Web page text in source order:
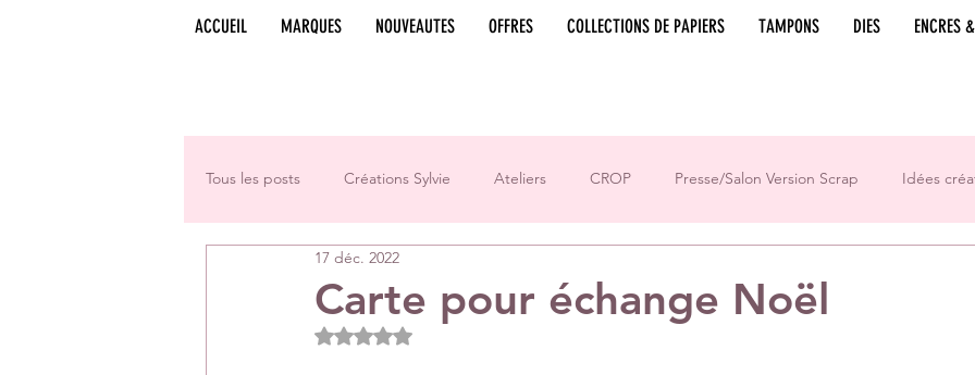
ACCUEIL MARQUES NOUVEAUTES OFFRES COLLECTIONS DE PAPIERS TAMPONS DIES ENCRES
Tous les posts Créations Sylvie Ateliers CROP Presse/Salon Version Scrap Idées
Challenges groupe
Créations Les Papiers de Pandore
Carte pour échange Noël
17 déc. 2022
Noté NaN étoiles sur 5.